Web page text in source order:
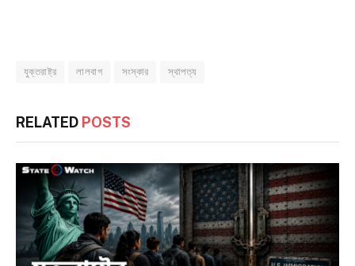
যুক্তরাষ্ট্র লালবাগ সংস্কার স্থাপত্য
RELATED POSTS